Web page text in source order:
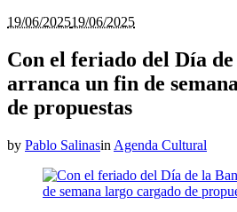
19/06/202519/06/2025
Con el feriado del Día
arranca un fin de
de propuestas
by Pablo Salinasin Agenda Cultural